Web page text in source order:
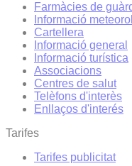
Farmàcies de
Informació
Cartellera
Informació general
Informació turística
Associacions
Centres de salut
Telèfons d'interès
Enllaços d'interés
Tarifes
Tarifes publicitat